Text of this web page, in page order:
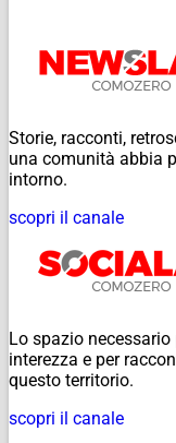
Storie, racconti,
una comunità abbia
intorno.
scopri il canale
Lo spazio
interezza e per
questo territorio.
scopri il canale